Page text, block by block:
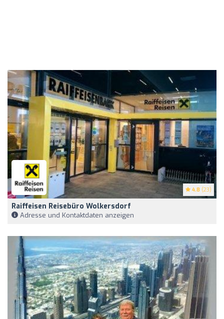
4.8 (23)
Raiffeisen Reisebüro Wolkersdorf
Adresse und Kontaktdaten anzeigen